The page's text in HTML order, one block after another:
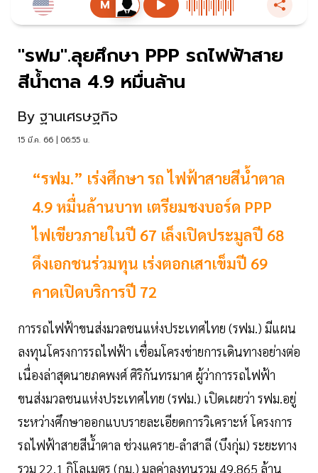
"รฟม".ลุยศึกษา PPP รถไฟฟ้าสาย
สีนํ้าตาล 4.9 หมื่นล้าน
By ฐานเศรษฐกิจ
15 มี.ค. 66 | 06:55 น.
“รฟม.” เร่งศึกษา รถ ไฟฟ้าสายสีนํ้าตาล
4.9 หมื่นล้านบาท เตรียมชงบอร์ด PPP
ไฟเขียวภายในปี 67 เล็งเปิดประมูลปี 68
ดึงเอกชนร่วมทุน เร่งตอกเสาเข็มปี 69
คาดเปิดบริการปี 72
การรถไฟฟ้าขนส่งมวลชนแห่งประเทศไทย (รฟม.) มีแผน
ลงทุนโครงการรถไฟฟ้า เชื่อมโครงข่ายการเดินทางอย่างต่อ
เนื่องล่าสุดนายภคพงศ์ ศิริกันทรมาศ ผู้ว่าการรถไฟฟ้า
ขนส่งมวลชนแห่งประเทศไทย (รฟม.) เปิดเผยว่า รฟม.อยู่
ระหว่างศึกษาออกแบบรายละเอียดการวิเคราะห์ โครงการ
รถไฟฟ้าสายสีนํ้าตาล ช่วงแคราย-ลำสาลี (บึงกุ่ม) ระยะทาง
รวม 22.1 กิโลเมตร (กม.) มูลค่าลงทุนรวม 49,865 ล้าน